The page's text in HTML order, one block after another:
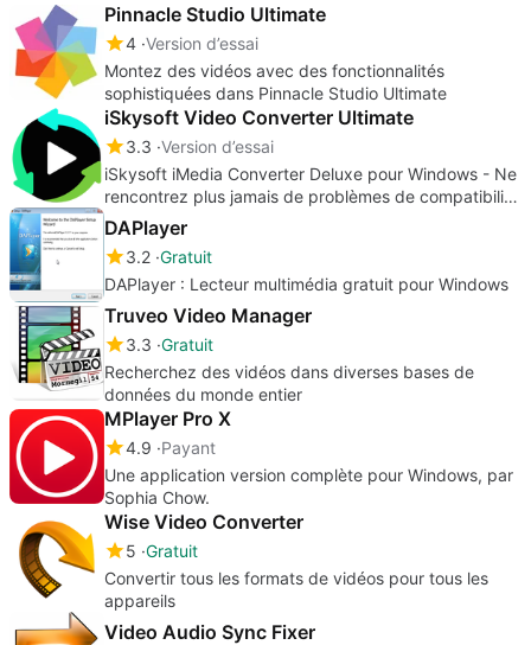
Pinnacle Studio Ultimate
4 Version d’essai
Montez des vidéos avec des fonctionnalités
sophistiquées dans Pinnacle Studio Ultimate
iSkysoft Video Converter Ultimate
3.3 Version d’essai
iSkysoft iMedia Converter Deluxe pour Windows - Ne
rencontrez plus jamais de problèmes de compatibilité
!DAPlayer
3.2 Gratuit
DAPlayer : Lecteur multimédia gratuit pour Windows
Truveo Video Manager
3.3 Gratuit
Recherchez des vidéos dans diverses bases de
données du monde entier
MPlayer Pro X
4.9 Payant
Une application version complète pour Windows, par
Sophia Chow‬.
Wise Video Converter
5 Gratuit
Convertir tous les formats de vidéos pour tous les
appareils
Video Audio Sync Fixer